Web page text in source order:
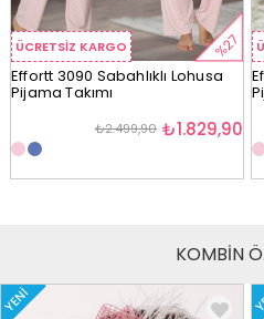
ÜCRETSIZ KARGO %27
Effortt 3090 Sabahlıklı Lohusa
Pijama Takımı
₺1.829,90
₺2.499,90
KOMBİN
YENI